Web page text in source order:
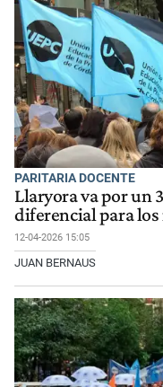
PARITARIA DOCENTE
Llaryora va por un
diferencial para
12-04-2026 15:05
JUAN BERNAUS